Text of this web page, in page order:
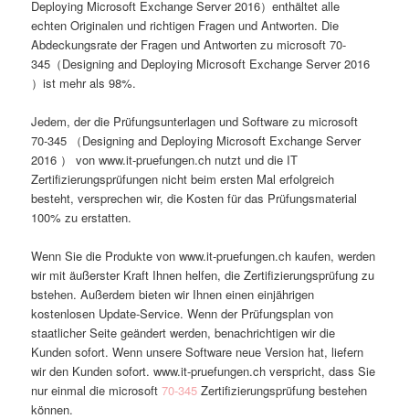
Deploying Microsoft Exchange Server 2016）enthältet alle
echten Originalen und richtigen Fragen und Antworten. Die
Abdeckungsrate der Fragen und Antworten zu microsoft 70-
345（Designing and Deploying Microsoft Exchange Server 2016
）ist mehr als 98%.
Jedem, der die Prüfungsunterlagen und Software zu microsoft
70-345 （Designing and Deploying Microsoft Exchange Server
2016 ） von www.it-pruefungen.ch nutzt und die IT
Zertifizierungsprüfungen nicht beim ersten Mal erfolgreich
besteht, versprechen wir, die Kosten für das Prüfungsmaterial
100% zu erstatten.
Wenn Sie die Produkte von www.it-pruefungen.ch kaufen, werden
wir mit äußerster Kraft Ihnen helfen, die Zertifizierungsprüfung zu
bstehen. Außerdem bieten wir Ihnen einen einjährigen
kostenlosen Update-Service. Wenn der Prüfungsplan von
staatlicher Seite geändert werden, benachrichtigen wir die
Kunden sofort. Wenn unsere Software neue Version hat, liefern
wir den Kunden sofort. www.it-pruefungen.ch verspricht, dass Sie
nur einmal die microsoft70-345 Zertifizierungsprüfung bestehen
können.